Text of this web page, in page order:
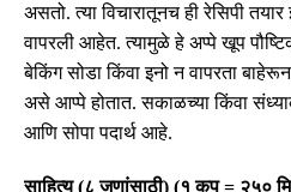
असतो.त्या विचारातूनच ही रेसिपी तयार
वापरली आहेत.त्यामुळे हे अप्पे खूप
बेकिंग सोडा किंवा इनो न वापरता
असे आप्पे होतात.सकाळच्या किंवा
आणि सोपा पदार्थ आहे.
साहित्य(८ जणांसाठी) (१ कप= २५०